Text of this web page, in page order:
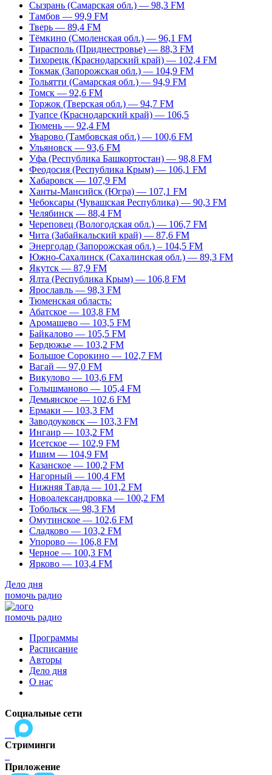
Сызрань (Самарская обл.) — 98,3 FM
Тамбов — 99,9 FM
Тверь — 89,4 FM
Тёмкино (Смоленская обл.) — 96,1 FM
Тирасполь (Приднестровье) — 88,3 FM
Тихорецк (Краснодарский край) — 102,4 FM
Токмак (Запорожская обл.) — 104,9 FM
Тольятти (Самарская обл.) — 94,9 FM
Томск — 92,6 FM
Торжок (Тверская обл.) — 94,7 FM
Туапсе (Краснодарский край) — 106,5
Тюмень — 92,4 FM
Уварово (Тамбовская обл.) — 100,6 FM
Ульяновск — 93,6 FM
Уфа (Республика Башкортостан) — 98,8 FM
Феодосия (Республика Крым) — 106,1 FM
Хабаровск — 107,9 FM
Ханты-Мансийск (Югра) — 107,1 FM
Чебоксары (Чувашская Республика) — 90,3 FM
Челябинск — 88,4 FM
Череповец (Вологодская обл.) — 106,7 FM
Чита (Забайкальский край) — 87,6 FM
Энергодар (Запорожская обл.) – 104,5 FM
Южно-Сахалинск (Сахалинская обл.) — 89,3 FM
Якутск — 87,9 FM
Ялта (Республика Крым) — 106,8 FM
Ярославль — 98,3 FM
Тюменская область:
Абатское — 103,8 FM
Аромашево — 103,5 FM
Байкалово — 105,5 FM
Бердюжье — 103,2 FM
Большое Сорокино — 102,7 FM
Вагай — 97,0 FM
Викулово — 103,6 FM
Голышманово — 105,4 FM
Демьянское — 102,6 FM
Ермаки — 103,3 FM
Заводоуковск — 103,3 FM
Ингаир — 103,2 FM
Исетское — 102,9 FM
Ишим — 104,9 FM
Казанское — 100,2 FM
Нагорный — 100,4 FM
Нижняя Тавда — 101,2 FM
Новоалександровка — 100,2 FM
Тобольск — 98,3 FM
Омутинское — 102,6 FM
Сладково — 103,2 FM
Упорово — 106,8 FM
Черное — 100,3 FM
Ярково — 103,4 FM
Дело дня
помочь радио
помочь радио
Программы
Расписание
Авторы
Дело дня
О нас
Социальные сети
Стриминги
Приложение